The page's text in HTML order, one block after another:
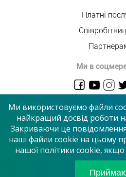
Платні
Ми в
© 2026 “Сервісний
Приймаємо до
Ми використовуємо файли
найкращий досвід роботи
Закриваючи це
наші файли cookie на цьому
нашої політики cookie,